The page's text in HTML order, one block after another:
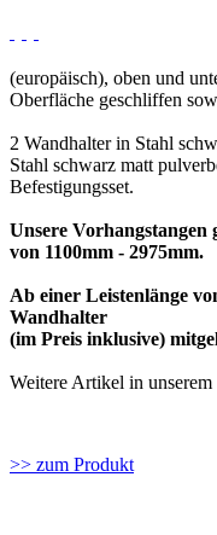
(europäisch), oben und
Oberfläche geschliffen
2 Wandhalter in Stahl
Stahl schwarz matt
Befestigungsset.
Unsere Vorhangstangen
von 1100mm - 2975mm.
Ab einer Leistenlänge
Wandhalter
(im Preis inklusive)
Weitere Artikel in
>> zum Produkt